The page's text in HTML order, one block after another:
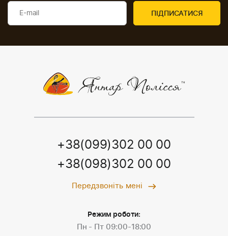
+38(099)302 00 00
+38(098)302 00 00
Передзвоніть мені
Режим роботи:
Пн - Пт 09:00-18:00